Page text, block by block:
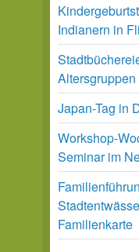
Indianern in
Altersgruppen
Japan-Tag in
Workshop-
Seminar im
Familienkarte